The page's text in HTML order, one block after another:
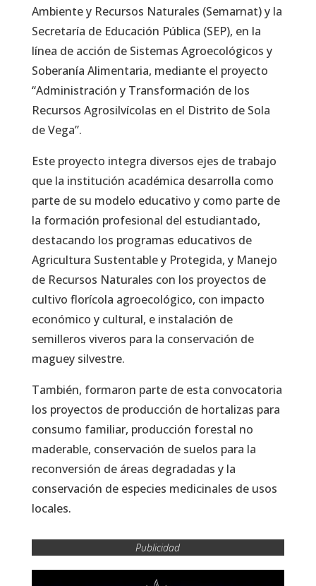
Ambiente y Recursos Naturales (Semarnat) y la
Secretaría de Educación Pública (SEP), en la
línea de acción de Sistemas Agroecológicos y
Soberanía Alimentaria, mediante el proyecto
“Administración y Transformación de los
Recursos Agrosilvícolas en el Distrito de Sola
de Vega”.
Este proyecto integra diversos ejes de trabajo
que la institución académica desarrolla como
parte de su modelo educativo y como parte de
la formación profesional del estudiantado,
destacando los programas educativos de
Agricultura Sustentable y Protegida, y Manejo
de Recursos Naturales con los proyectos de
cultivo florícola agroecológico, con impacto
económico y cultural, e instalación de
semilleros viveros para la conservación de
maguey silvestre.
También, formaron parte de esta convocatoria
los proyectos de producción de hortalizas para
consumo familiar, producción forestal no
maderable, conservación de suelos para la
reconversión de áreas degradadas y la
conservación de especies medicinales de usos
locales.
Publicidad